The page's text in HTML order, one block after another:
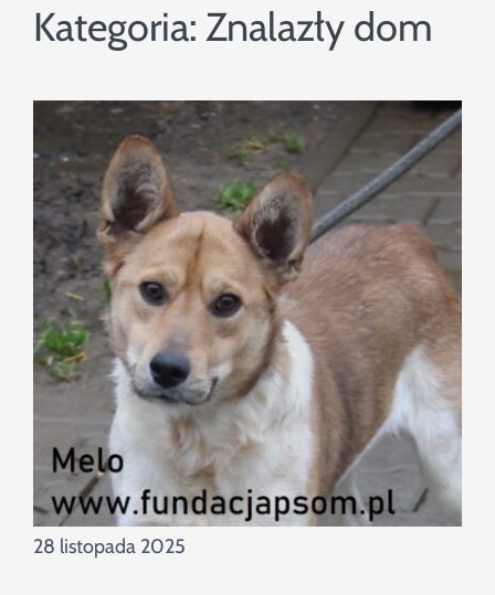
Kategoria: Znalazły dom
28 listopada 2025